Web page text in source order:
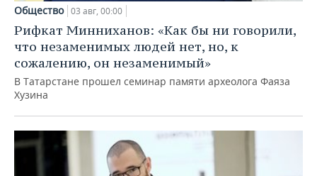
Общество 03 авг, 00:00
Рифкат Минниханов: «Как бы ни говорили,
что незаменимых людей нет, но, к
сожалению, он незаменимый»
В Татарстане прошел семинар памяти археолога Фаяза
Хузина